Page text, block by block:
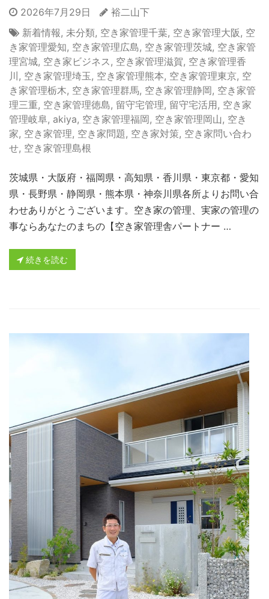
2026年7月29日
裕二山下
新着情報, 未分類, 空き家管理千葉, 空き家管理大阪, 空
き家管理愛知, 空き家管理広島, 空き家管理茨城, 空き家管
理宮城, 空き家ビジネス, 空き家管理滋賀, 空き家管理香
川 , 空き家管理埼玉, 空き家管理熊本, 空き家管理東京, 空
き家管理栃木, 空き家管理群馬, 空き家管理静岡, 空き家管
理三重, 空き家管理徳島, 留守宅管理, 留守宅活用, 空き家
管理岐阜, akiya, 空き家管理福岡, 空き家管理岡山, 空き
家, 空き家管理, 空き家問題, 空き家対策, 空き家問い合わ
せ, 空き家管理島根
茨城県・大阪府・福岡県・高知県・香川県・東京都・愛知
県・長野県・静岡県・熊本県・神奈川県各所よりお問い合
わせありがとうございます。空き家の管理、実家の管理の
事ならあなたのまちの【空き家管理舎パートナー …
続きを読む